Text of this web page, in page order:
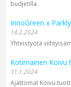
budjetilla.
InnoGreen x
14.2.2024
Yhteistyötä
Kotimainen Koivu
31.1.2024
Ajattomat Koivu-